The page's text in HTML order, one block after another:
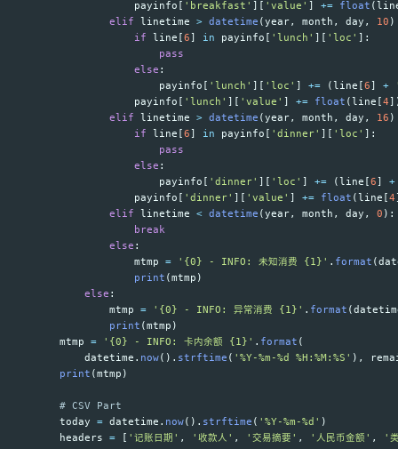
payinfo
' breakfast ' ' value ' += float (
elif
linetime > datetime ( year, month , day , 10 )
if
line 6 in payinfo ' lunch ' ' loc '
]:
pass
else :
payinfo
' lunch ' ' loc ' += ( line 6 +
payinfo
' lunch ' ' value ' += float ( line 4
elif
linetime > datetime ( year, month , day , 16 )
if
line 6 in payinfo ' dinner' ' loc '
]:
pass
else :
payinfo
' dinner' ' loc ' += ( line 6
+
payinfo
' dinner' ' value ' += float ( line 4
elif
linetime < datetime ( year, month , day , 0 ):
break
else :
mtmp
= ' {0} - INFO: 未知消费 {1} ' . format (
print ( mtmp )
else :
mtmp
= ' {0} - INFO: 异常消费 {1} ' . format (
print ( mtmp )
mtmp
= ' {0} - INFO: 卡内余额 {1} ' . format (
datetime . now(). strftime ( ' %Y-%m-%d %H:%M:%S ' ),
print ( mtmp )
today
= datetime . now(). strftime ( ' %Y-%m-%d ' )
headers
= ' 记账日期 ' , ' 收款人 ' , ' 交易摘要 ' , ' 人民币金额 ' , '